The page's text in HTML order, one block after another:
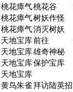
桃花瘴气桃花谷
桃花瘴气树妖作怪
桃花瘴气消灭树妖
天地宝库前往
天地宝库雄奇神秘
天地宝库保护宝库
天地宝库
黄鸟朱雀 拜访陆英招